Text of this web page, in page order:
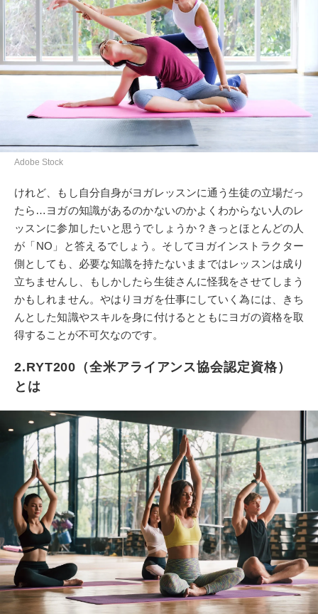
Adobe Stock
けれど、もし自分自身がヨガレッスンに通う生徒の立場だっ
たら…ヨガの知識があるのかないのかよくわからない人のレ
ッスンに参加したいと思うでしょうか？きっとほとんどの人
が「NO」と答えるでしょう。そしてヨガインストラクター
側としても、必要な知識を持たないままではレッスンは成り
立ちませんし、もしかしたら生徒さんに怪我をさせてしまう
かもしれません。やはりヨガを仕事にしていく為には、きち
んとした知識やスキルを身に付けるとともにヨガの資格を取
得することが不可欠なのです。
2.RYT200（全米アライアンス協会認定資格）
とは